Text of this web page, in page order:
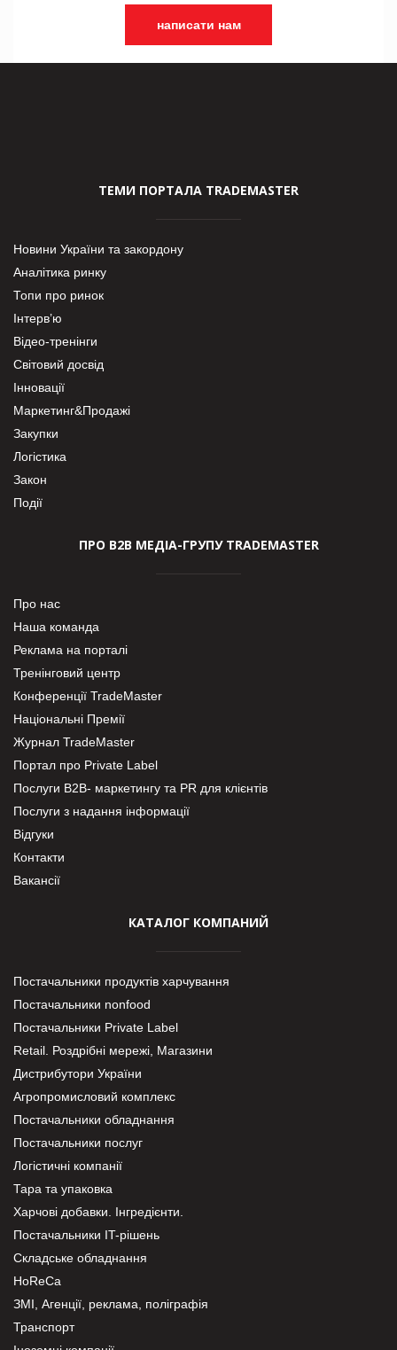
написати нам
ТЕМИ ПОРТАЛА TRADEMASTER
Новини України та закордону
Аналітика ринку
Топи про ринок
Інтерв’ю
Відео-тренінги
Світовий досвід
Інновації
Маркетинг&Продажі
Закупки
Логістика
Закон
Події
ПРО В2В МЕДІА-ГРУПУ TRADEMASTER
Про нас
Наша команда
Реклама на порталі
Тренінговий центр
Конференції TradeMaster
Національні Премії
Журнал TradeMaster
Портал про Private Label
Послуги В2В- маркетингу та PR для клієнтів
Послуги з надання інформації
Відгуки
Контакти
Вакансії
КАТАЛОГ КОМПАНИЙ
Постачальники продуктів харчування
Постачальники nonfood
Постачальники Private Label
Retail. Роздрібні мережі, Магазини
Дистрибутори України
Агропромисловий комплекс
Постачальники обладнання
Постачальники послуг
Логістичні компанії
Тара та упаковка
Харчові добавки. Інгредієнти.
Постачальники IT-рішень
Складське обладнання
HoReCa
ЗМІ, Агенції, реклама, поліграфія
Транспорт